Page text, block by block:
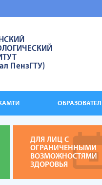
ПензГТУ)
ДЛЯ ЛИЦ С
ОГРАНИЧЕННЫМИ
ВОЗМОЖНОСТЯМИ
ЗДОРОВЬЯ